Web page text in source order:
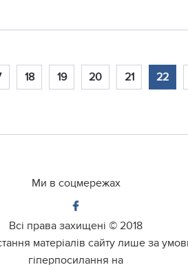
18 19 20 21 22
Ми в соцмережах
Всі права захищені © 2018
матеріалів сайту лише за
гіперпосилання на